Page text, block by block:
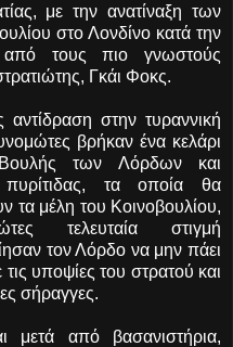
με την ανατίναξη των
στο Λονδίνο κατά την
τους πιο γνωστούς
Γκάι Φοκς.
στην τυραννική
βρήκαν ένα κελάρι
των Λόρδων και
τα οποία θα
τα μέλη του Κοινοβουλίου,
τελευταία στιγμή
τον Λόρδο να μην πάει
υποψίες του στρατού και
σήραγγες.
από βασανιστήρια,